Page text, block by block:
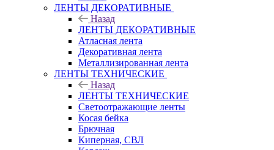
ЛЕНТЫ ДЕКОРАТИВНЫЕ
Назад
ЛЕНТЫ ДЕКОРАТИВНЫЕ
Атласная лента
Декоративная лента
Металлизированная лента
ЛЕНТЫ ТЕХНИЧЕСКИЕ
Назад
ЛЕНТЫ ТЕХНИЧЕСКИЕ
Светоотражающие ленты
Косая бейка
Брючная
Киперная, СВЛ